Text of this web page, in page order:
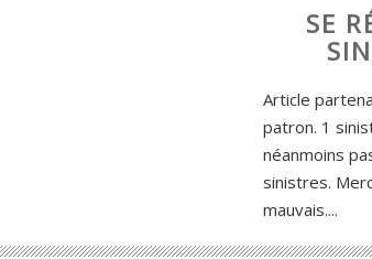
On fait peau neuve ! Découvrez notreSE
Article
patron. 1
néanmoins
sinistres.
mauvais....